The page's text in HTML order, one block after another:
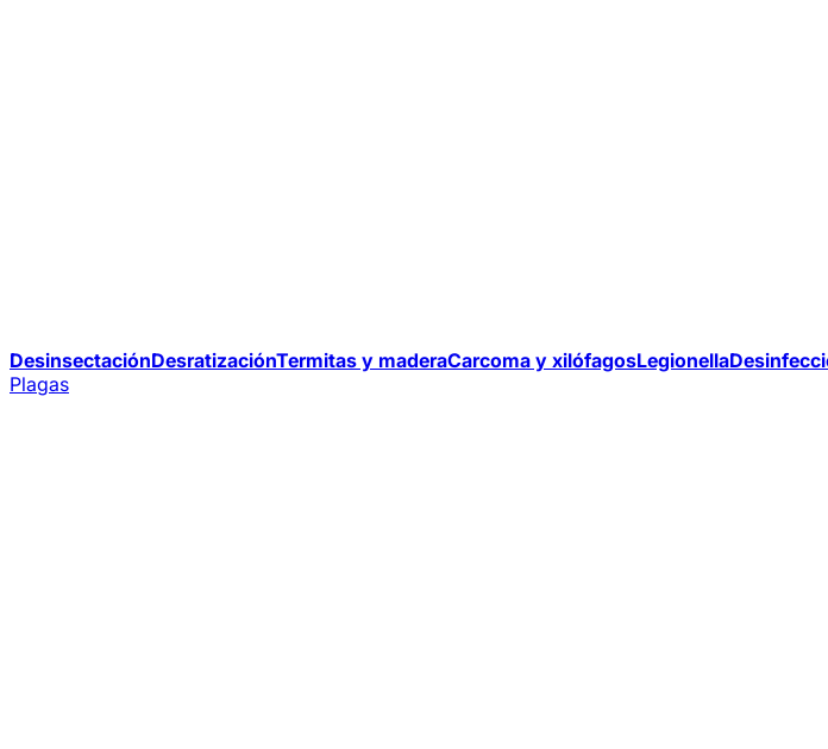
DesinsectaciónDesratizaciónTermitas y maderaCarcoma y xilófagosLegionella
Plagas